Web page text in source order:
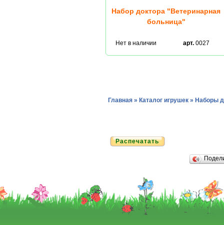
Набор доктора "Ветеринарная
больница"
Нет в наличии арт.0027
Главная » Каталог игрушек » Наборы
Распечатать